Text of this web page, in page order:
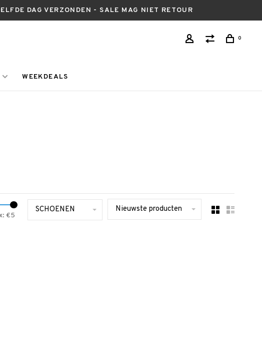
DAG VERZONDEN - SALE MAG NIET RETOUR
0
WEEKDEALS
€5
SCHOENEN Nieuwste producten